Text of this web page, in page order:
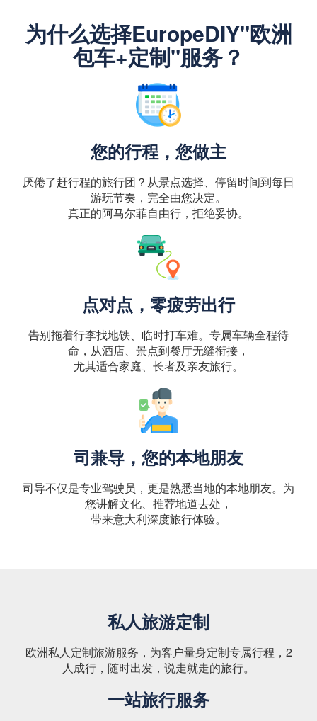
为什么选择EuropeDIY"欧洲
包车+定制"服务？
您的行程，您做主
厌倦了赶行程的旅行团？从景点选择、停留时间到每日
游玩节奏，完全由您决定。
真正的阿马尔菲自由行，拒绝妥协。
点对点，零疲劳出行
告别拖着行李找地铁、临时打车难。专属车辆全程待
命，从酒店、景点到餐厅无缝衔接，
尤其适合家庭、长者及亲友旅行。
司兼导，您的本地朋友
司导不仅是专业驾驶员，更是熟悉当地的本地朋友。为
您讲解文化、推荐地道去处，
带来意大利深度旅行体验。
私人旅游定制
欧洲私人定制旅游服务，为客户量身定制专属行程，2
人成行，随时出发，说走就走的旅行。
一站旅行服务